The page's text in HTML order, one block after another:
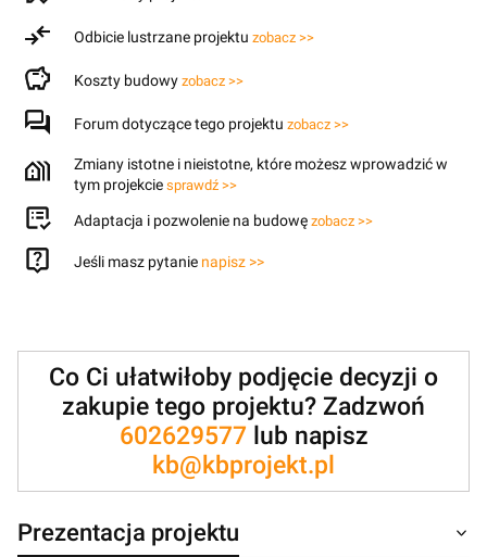
Odbicie lustrzane projektu zobacz >>
Koszty budowy zobacz >>
Forum dotyczące tego projektu zobacz >>
Zmiany istotne i nieistotne, które możesz wprowadzić w
tym projekcie sprawdź >>
Adaptacja i pozwolenie na budowę zobacz >>
Jeśli masz pytanie napisz >>
Co Ci ułatwiłoby podjęcie decyzji o
zakupie tego projektu? Zadzwoń
602629577lub napisz
kb@kbprojekt.pl
Prezentacja projektu